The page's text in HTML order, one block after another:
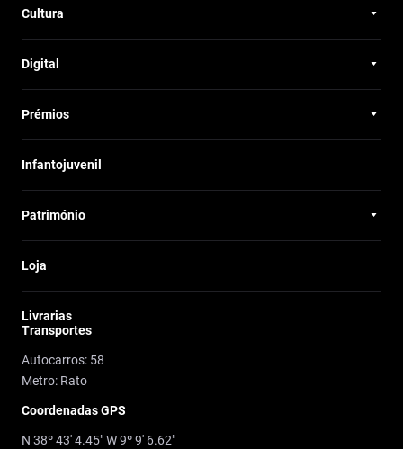
Cultura
Digital
Prémios
Infantojuvenil
Património
Loja
Livrarias
Transportes
Autocarros: 58
Metro: Rato
Coordenadas GPS
N 38º 43' 4.45" W 9º 9' 6.62"